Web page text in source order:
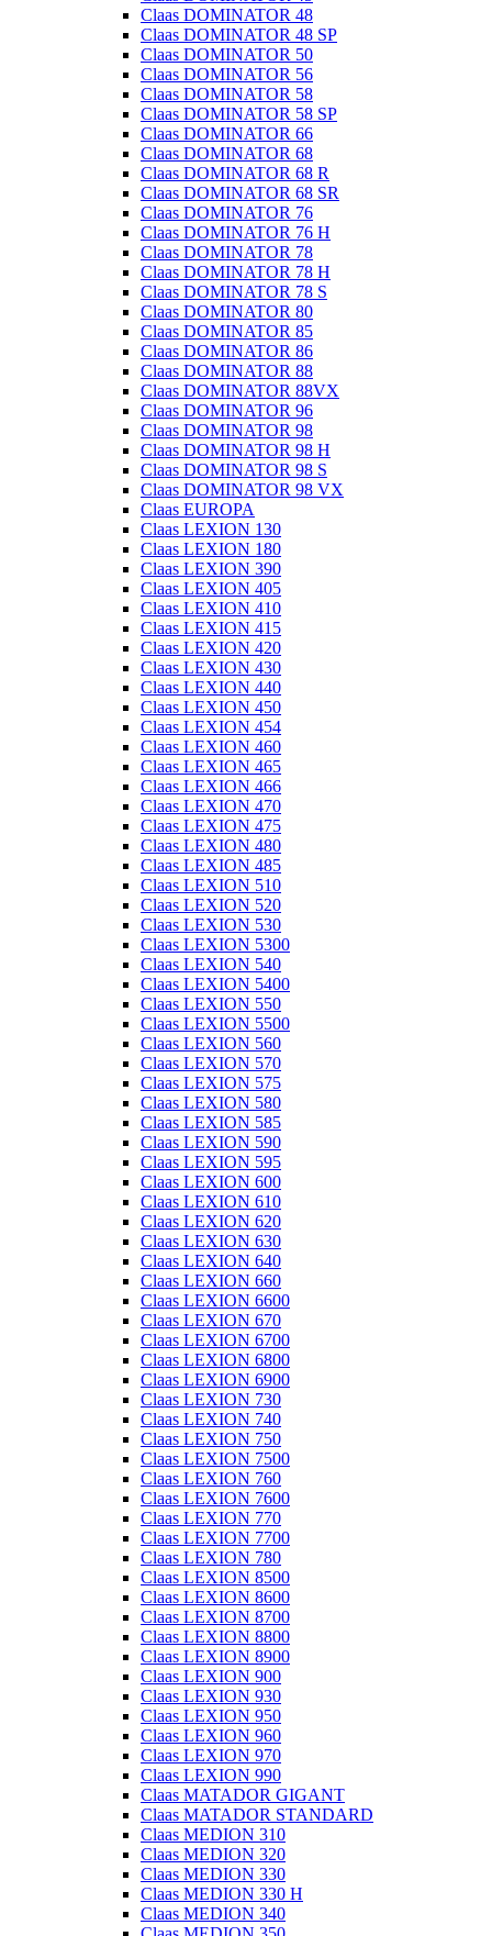
Claas DOMINATOR 48
Claas DOMINATOR 48 SP
Claas DOMINATOR 50
Claas DOMINATOR 56
Claas DOMINATOR 58
Claas DOMINATOR 58 SP
Claas DOMINATOR 66
Claas DOMINATOR 68
Claas DOMINATOR 68 R
Claas DOMINATOR 68 SR
Claas DOMINATOR 76
Claas DOMINATOR 76 H
Claas DOMINATOR 78
Claas DOMINATOR 78 H
Claas DOMINATOR 78 S
Claas DOMINATOR 80
Claas DOMINATOR 85
Claas DOMINATOR 86
Claas DOMINATOR 88
Claas DOMINATOR 88VX
Claas DOMINATOR 96
Claas DOMINATOR 98
Claas DOMINATOR 98 H
Claas DOMINATOR 98 S
Claas DOMINATOR 98 VX
Claas EUROPA
Claas LEXION 130
Claas LEXION 180
Claas LEXION 390
Claas LEXION 405
Claas LEXION 410
Claas LEXION 415
Claas LEXION 420
Claas LEXION 430
Claas LEXION 440
Claas LEXION 450
Claas LEXION 454
Claas LEXION 460
Claas LEXION 465
Claas LEXION 466
Claas LEXION 470
Claas LEXION 475
Claas LEXION 480
Claas LEXION 485
Claas LEXION 510
Claas LEXION 520
Claas LEXION 530
Claas LEXION 5300
Claas LEXION 540
Claas LEXION 5400
Claas LEXION 550
Claas LEXION 5500
Claas LEXION 560
Claas LEXION 570
Claas LEXION 575
Claas LEXION 580
Claas LEXION 585
Claas LEXION 590
Claas LEXION 595
Claas LEXION 600
Claas LEXION 610
Claas LEXION 620
Claas LEXION 630
Claas LEXION 640
Claas LEXION 660
Claas LEXION 6600
Claas LEXION 670
Claas LEXION 6700
Claas LEXION 6800
Claas LEXION 6900
Claas LEXION 730
Claas LEXION 740
Claas LEXION 750
Claas LEXION 7500
Claas LEXION 760
Claas LEXION 7600
Claas LEXION 770
Claas LEXION 7700
Claas LEXION 780
Claas LEXION 8500
Claas LEXION 8600
Claas LEXION 8700
Claas LEXION 8800
Claas LEXION 8900
Claas LEXION 900
Claas LEXION 930
Claas LEXION 950
Claas LEXION 960
Claas LEXION 970
Claas LEXION 990
Claas MATADOR GIGANT
Claas MATADOR STANDARD
Claas MEDION 310
Claas MEDION 320
Claas MEDION 330
Claas MEDION 330 H
Claas MEDION 340